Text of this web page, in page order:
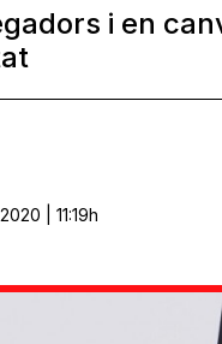
i en
| 11:19h